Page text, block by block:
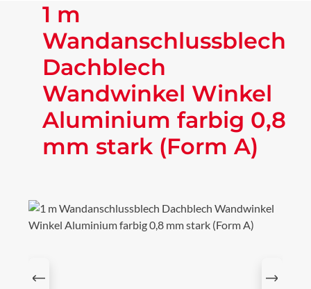
1 m
Wandanschlussblech
Dachblech
Wandwinkel Winkel
Aluminium farbig 0,8
mm stark (Form A)
Bildergalerie überspringen